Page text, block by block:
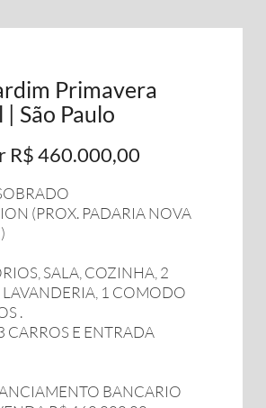
Primavera
| São Paulo
R$ 460.000,00
(PROX. PADARIA NOVA
SALA, COZINHA, 2
1 COMODO
.
CARROS E ENTRADA
BANCARIO